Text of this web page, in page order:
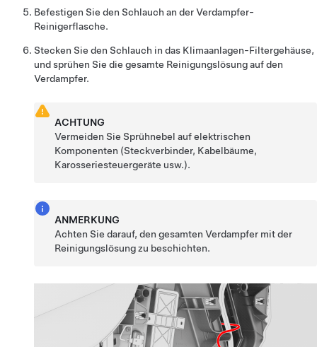
Befestigen Sie den Schlauch an der Verdampfer-
Reinigerflasche.
Stecken Sie den Schlauch in das Klimaanlagen-Filtergehäuse,
und sprühen Sie die gesamte Reinigungslösung auf den
Verdampfer.
ACHTUNG
Vermeiden Sie Sprühnebel auf elektrischen
Komponenten (Steckverbinder, Kabelbäume,
Karosseriesteuergeräte usw.).
ANMERKUNG
Achten Sie darauf, den gesamten Verdampfer mit der
Reinigungslösung zu beschichten.